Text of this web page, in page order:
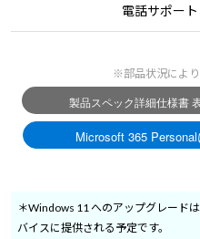
電話サポート
※部品状況によ
＊Windows 11 へのアップグレード
バイスに提供される予定です。